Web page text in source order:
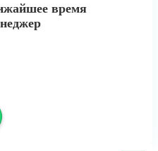
время